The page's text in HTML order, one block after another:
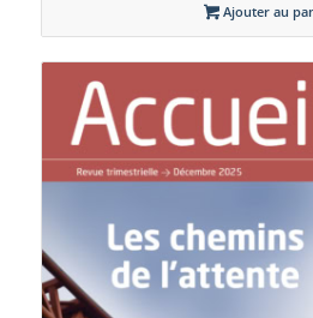
Ajouter au